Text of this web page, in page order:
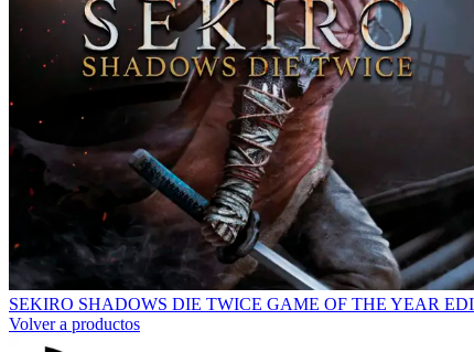
SEKIRO SHADOWS DIE TWICE GAME OF THE YEAR
Volver a productos